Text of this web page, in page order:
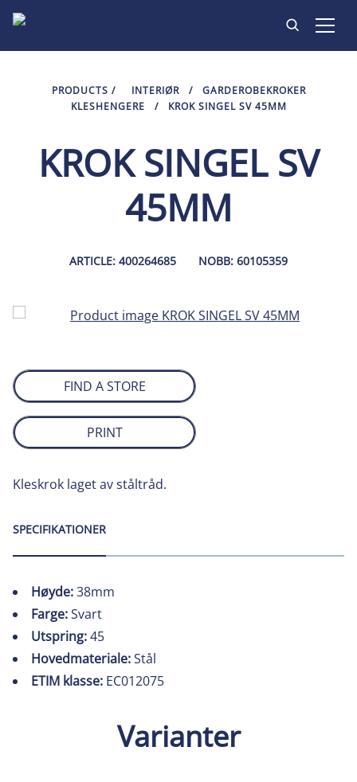
PRODUKTER
KONTAKT
PRODUCTS / INTERIØR /
GARDEROBEKROKER
KLESHENGERE
/ KROK SINGEL SV 45MM
KROK SINGEL SV
45MM
ARTICLE: 400264685 NOBB: 60105359
FIND A STORE
PRINT
Kleskrok laget av ståltråd.
SPECIFIKATIONER
Høyde:38mm
Farge:Svart
Utspring:45
Hovedmateriale:Stål
ETIM klasse: EC012075
Varianter